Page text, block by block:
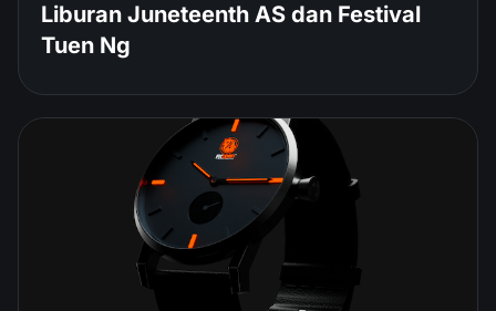
Liburan Juneteenth AS dan Festival
Tuen Ng